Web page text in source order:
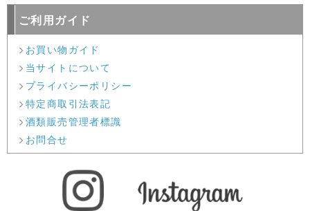
ご利用ガイド
お買い物ガイド
当サイトについて
プライバシーポリシー
特定商取引法表記
酒類販売管理者標識
お問合せ